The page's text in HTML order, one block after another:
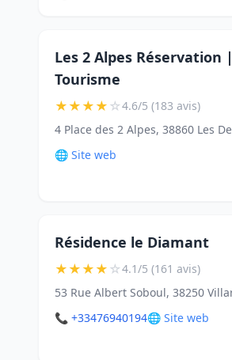
Les 2 Alpes Réservation |
Tourisme
★★★★☆4.6/5 (183 avis)
4 Place des 2 Alpes, 38860 Les
🌐 Site web
Résidence le Diamant
★★★★☆4.1/5 (161 avis)
53 Rue Albert Soboul, 38250
📞 +33476940194🌐 Site web